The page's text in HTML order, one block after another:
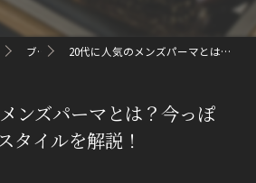
ブログ 20代に人気のメンズパーマとは？今っぽくキマる最旬スタイルを解説！
ンズパーマとは？今っぽ
タイルを解説！